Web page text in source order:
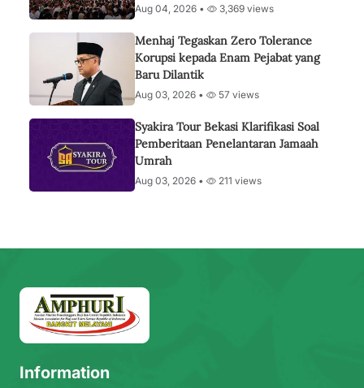
Aug 04, 2026 • 3,369 views
Menhaj Tegaskan Zero Tolerance
Korupsi kepada Enam Pejabat yang
Baru Dilantik
Aug 03, 2026 • 57 views
Syakira Tour Bekasi Klarifikasi Soal
Pemberitaan Penelantaran Jamaah
Umrah
Aug 03, 2026 • 211 views
Information